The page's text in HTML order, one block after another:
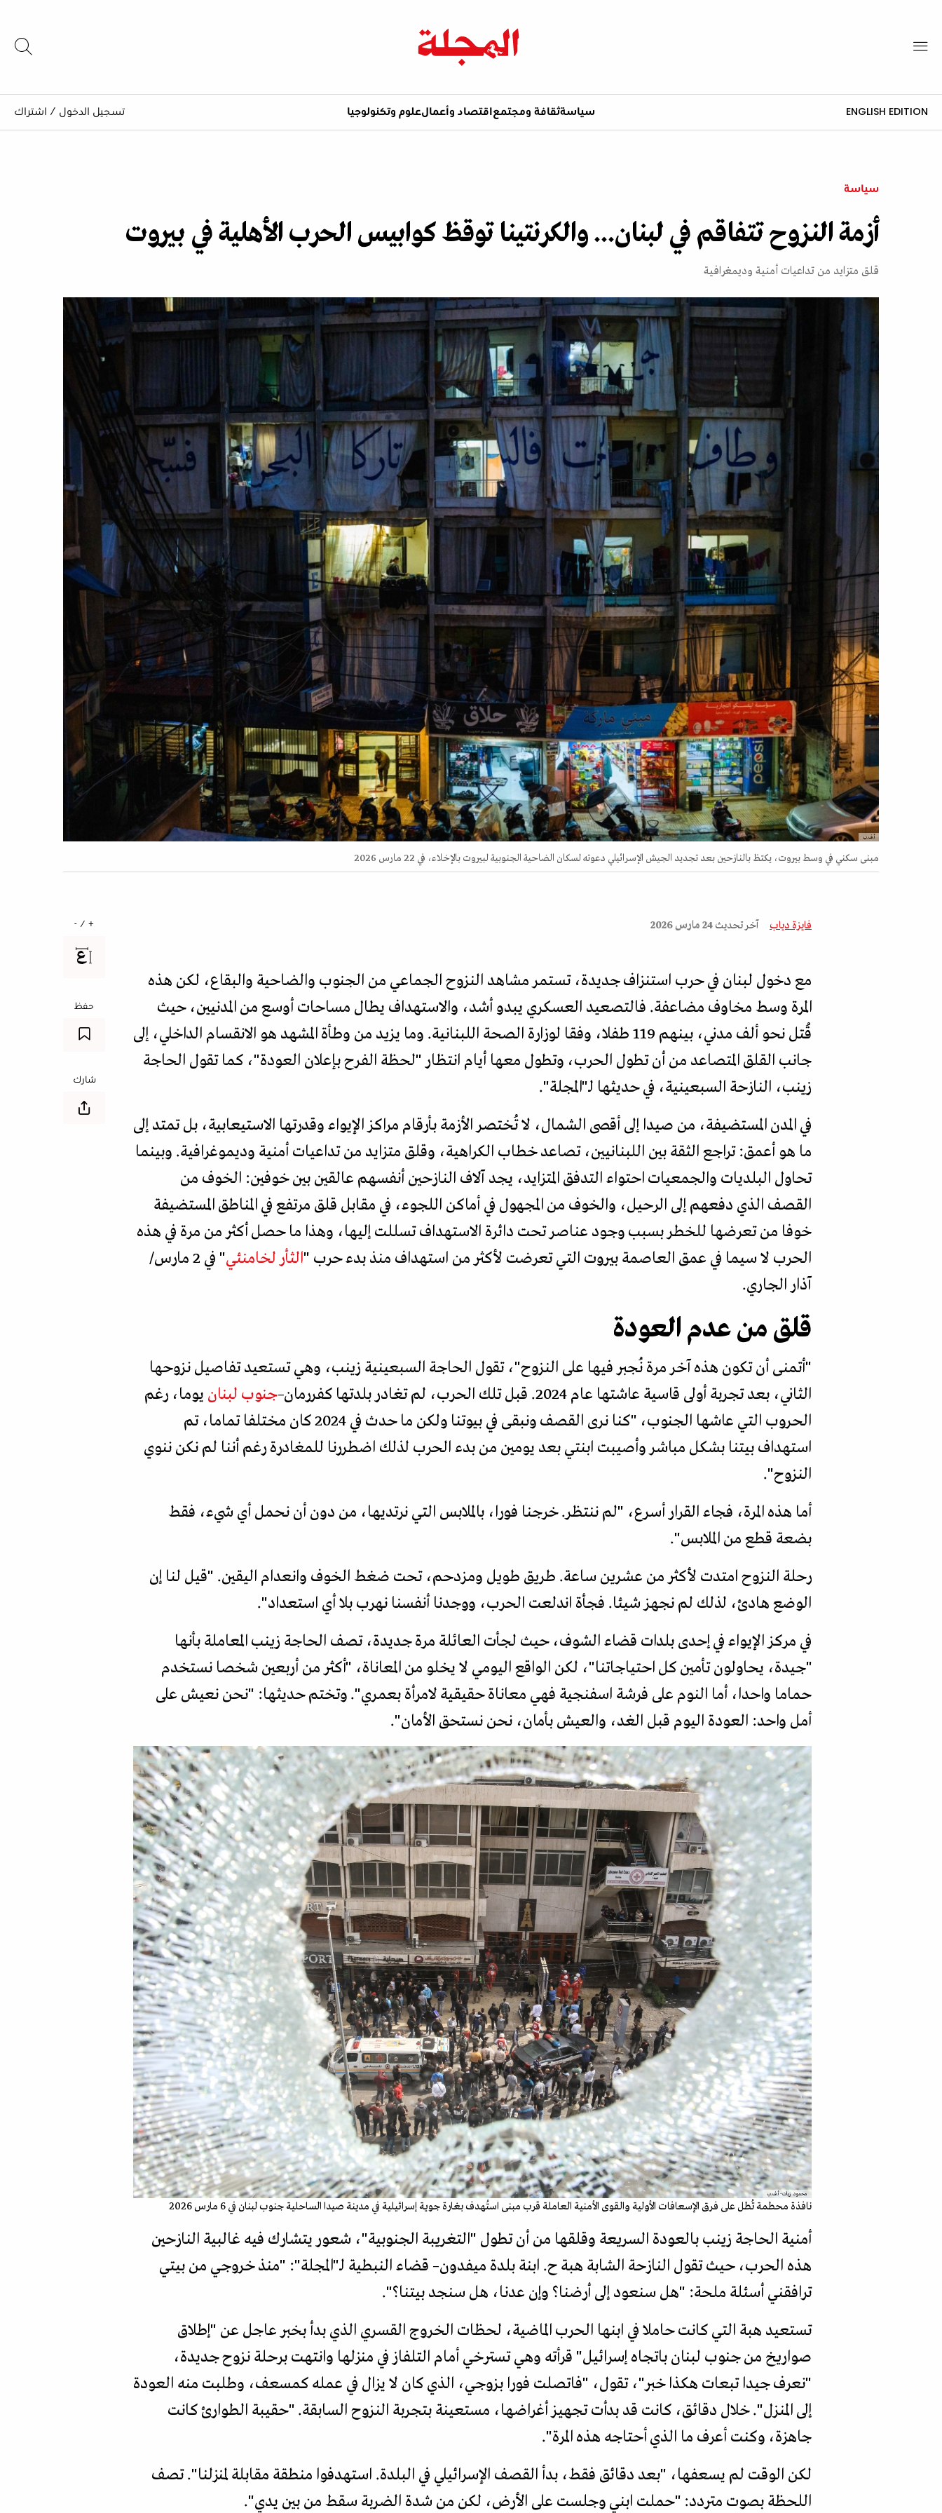
ENGLISH EDITION سياسةثقافة ومجتمع اقتصاد وأعمالعلوم وتكنولوجيا تسجيل الدخول / اشتراك
سياسة
أزمة النزوح تتفاقم في لبنان... والكرنتينا توقظ كوابيس الحرب الأهلية في بيروت
قلق متزايد من تداعيات أمنية وديمغرافية
أ.ف.ب
مبنى سكني في وسط بيروت، يكتظ بالنازحين بعد تجديد الجيش الإسرائيلي دعوته لسكان الضاحية الجنوبية لبيروت بالإخلاء، في 22 مارس 2026
فايزة دياب آخر تحديث 24 مارس 2026
مع دخول لبنان في حرب استنزاف جديدة، تستمر مشاهد النزوح الجماعي من الجنوب والضاحية والبقاع، لكن هذه
المرة وسط مخاوف مضاعفة. فالتصعيد العسكري يبدو أشد، والاستهداف يطال مساحات أوسع من المدنيين، حيث
قُتل نحو ألف مدني، بينهم 119 طفلا، وفقا لوزارة الصحة اللبنانية. وما يزيد من وطأة المشهد هو الانقسام الداخلي، إلى
جانب القلق المتصاعد من أن تطول الحرب، وتطول معها أيام انتظار "لحظة الفرح بإعلان العودة"، كما تقول الحاجة
زينب، النازحة السبعينية، في حديثها لـ"المجلة".
في المدن المستضيفة، من صيدا إلى أقصى الشمال، لا تُختصر الأزمة بأرقام مراكز الإيواء وقدرتها الاستيعابية، بل تمتد إلى
ما هو أعمق: تراجع الثقة بين اللبنانيين، تصاعد خطاب الكراهية، وقلق متزايد من تداعيات أمنية وديموغرافية. وبينما
تحاول البلديات والجمعيات احتواء التدفق المتزايد، يجد آلاف النازحين أنفسهم عالقين بين خوفين: الخوف من
القصف الذي دفعهم إلى الرحيل، والخوف من المجهول في أماكن اللجوء، في مقابل قلق مرتفع في المناطق المستضيفة
خوفا من تعرضها للخطر بسبب وجود عناصر تحت دائرة الاستهداف تسللت إليها، وهذا ما حصل أكثر من مرة في هذه
الحرب لا سيما في عمق العاصمة بيروت التي تعرضت لأكثر من استهداف منذ بدء حرب "الثأر لخامنئي
" في 2 مارس/
آذار الجاري.
قلق من عدم العودة
"أتمنى أن تكون هذه آخر مرة نُجبر فيها على النزوح"، تقول الحاجة السبعينية زينب، وهي تستعيد تفاصيل نزوحها
الثاني، بعد تجربة أولى قاسية عاشتها عام 2024. قبل تلك الحرب، لم تغادر بلدتها كفررمان–
جنوب لبنان يوما، رغم
الحروب التي عاشها الجنوب، "كنا نرى القصف ونبقى في بيوتنا ولكن ما حدث في 2024 كان مختلفا تماما، تم
استهداف بيتنا بشكل مباشر وأصيبت ابنتي بعد يومين من بدء الحرب لذلك اضطررنا للمغادرة رغم أننا لم نكن ننوي
النزوح".
أما هذه المرة، فجاء القرار أسرع، "لم ننتظر. خرجنا فورا، بالملابس التي نرتديها، من دون أن نحمل أي شيء، فقط
بضعة قطع من الملابس".
رحلة النزوح امتدت لأكثر من عشرين ساعة. طريق طويل ومزدحم، تحت ضغط الخوف وانعدام اليقين. "قيل لنا إن
الوضع هادئ، لذلك لم نجهز شيئا. فجأة اندلعت الحرب، ووجدنا أنفسنا نهرب بلا أي استعداد".
في مركز الإيواء في إحدى بلدات قضاء الشوف، حيث لجأت العائلة مرة جديدة، تصف الحاجة زينب المعاملة بأنها
"جيدة، يحاولون تأمين كل احتياجاتنا"، لكن الواقع اليومي لا يخلو من المعاناة، "أكثر من أربعين شخصا نستخدم
حماما واحدا، أما النوم على فرشة اسفنجية فهي معاناة حقيقية لامرأة بعمري". وتختم حديثها: "نحن نعيش على
أمل واحد: العودة اليوم قبل الغد، والعيش بأمان، نحن نستحق الأمان".
محمود زيات- أ.ف.ب
نافذة محطمة تُطل على فرق الإسعافات الأولية والقوى الأمنية العاملة قرب مبنى استُهدف بغارة جوية إسرائيلية في مدينة صيدا الساحلية جنوب لبنان في 6 مارس 2026
أمنية الحاجة زينب بالعودة السريعة وقلقها من أن تطول "التغريبة الجنوبية"، شعور يتشارك فيه غالبية النازحين
هذه الحرب، حيث تقول النازحة الشابة هبة ح. ابنة بلدة ميفدون– قضاء النبطية لـ"المجلة": "منذ خروجي من بيتي
ترافقني أسئلة ملحة: "هل سنعود إلى أرضنا؟ وإن عدنا، هل سنجد بيتنا؟".
تستعيد هبة التي كانت حاملا في ابنها الحرب الماضية، لحظات الخروج القسري الذي بدأ بخبر عاجل عن "إطلاق
صواريخ من جنوب لبنان باتجاه إسرائيل" قرأته وهي تسترخي أمام التلفاز في منزلها وانتهت برحلة نزوح جديدة،
"نعرف جيدا تبعات هكذا خبر"، تقول، "فاتصلت فورا بزوجي، الذي كان لا يزال في عمله كمسعف، وطلبت منه العودة
إلى المنزل". خلال دقائق، كانت قد بدأت تجهيز أغراضها، مستعينة بتجربة النزوح السابقة. "حقيبة الطوارئ كانت
جاهزة، وكنت أعرف ما الذي أحتاجه هذه المرة".
لكن الوقت لم يسعفها، "بعد دقائق فقط، بدأ القصف الإسرائيلي في البلدة. استهدفوا منطقة مقابلة لمنزلنا". تصف
اللحظة بصوت متردد: "حملت ابني وجلست على الأرض، لكن من شدة الضربة سقط من بين يدي".
+ / -
حفظ
شارك